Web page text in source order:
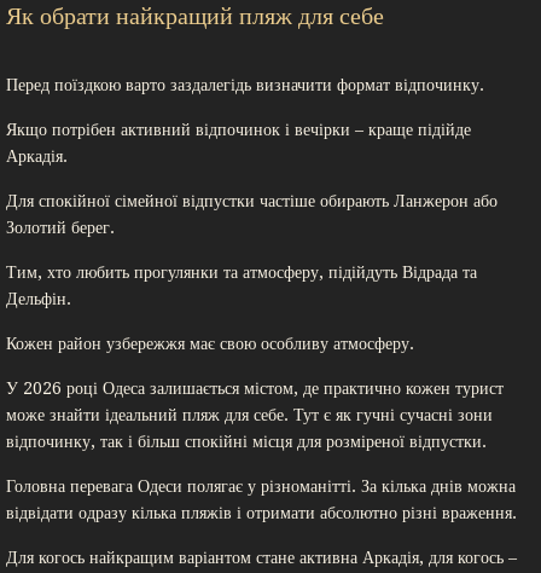
Як обрати найкращий пляж для себе
Перед поїздкою варто заздалегідь визначити формат відпочинку.
Якщо потрібен активний відпочинок і вечірки – краще підійде
Аркадія.
Для спокійної сімейної відпустки частіше обирають Ланжерон або
Золотий берег.
Тим, хто любить прогулянки та атмосферу, підійдуть Відрада та
Дельфін.
Кожен район узбережжя має свою особливу атмосферу.
У 2026 році Одеса залишається містом, де практично кожен турист
може знайти ідеальний пляж для себе. Тут є як гучні сучасні зони
відпочинку, так і більш спокійні місця для розміреної відпустки.
Головна перевага Одеси полягає у різноманітті. За кілька днів можна
відвідати одразу кілька пляжів і отримати абсолютно різні враження.
Для когось найкращим варіантом стане активна Аркадія, для когось –